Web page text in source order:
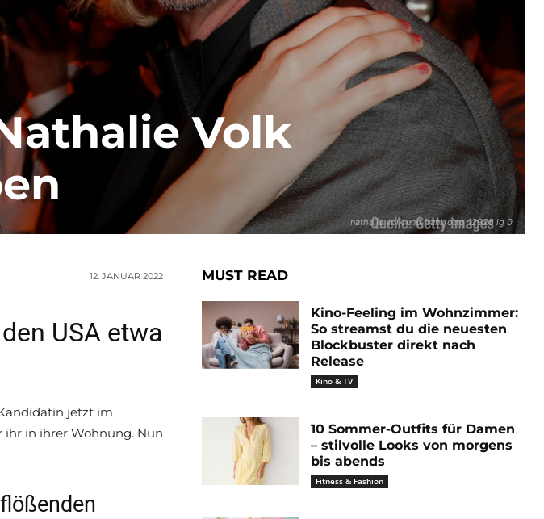
nathalie volk und frank otto 12928 lg 0
Volk
12. JANUAR 2022
USA etwa
jetzt im
ihr in ihrer Wohnung. Nun
MUST READ
Kino-Feeling im Wohnzimmer:
So streamst du die neuesten
Blockbuster direkt nach
Release
Kino & TV
10 Sommer-Outfits für Damen
– stilvolle Looks von morgens
bis abends
Fitness & Fashion